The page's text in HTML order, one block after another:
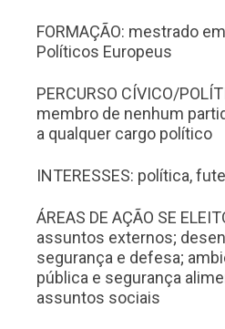
FORMAÇÃO: mestrado
Políticos Europeus
PERCURSO CÍVICO/
membro de nenhum
a qualquer cargo político
INTERESSES: política,
ÁREAS DE AÇÃO SE
assuntos externos;
segurança e defesa;
pública e segurança
assuntos sociais